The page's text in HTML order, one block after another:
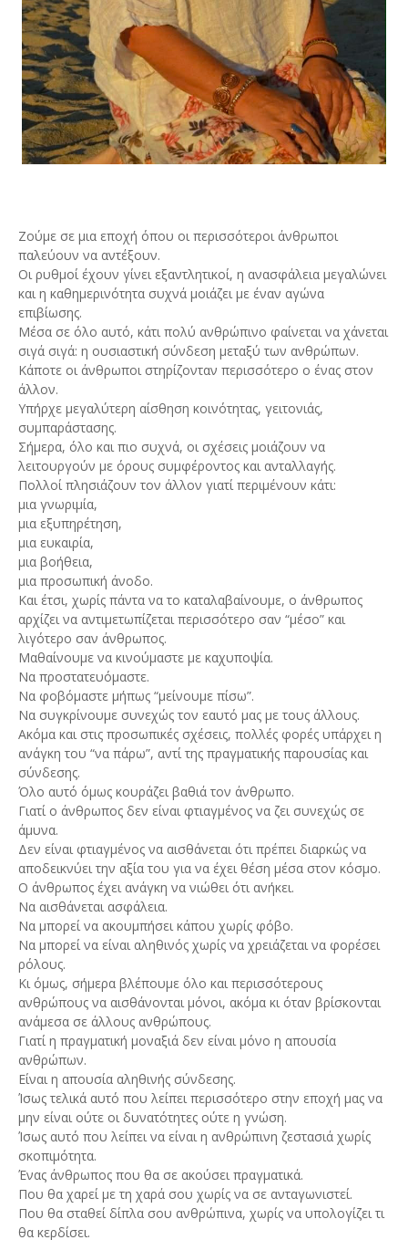
Ζούμε σε μια εποχή όπου οι περισσότεροι άνθρωποι
παλεύουν να αντέξουν.
Οι ρυθμοί έχουν γίνει εξαντλητικοί, η ανασφάλεια μεγαλώνει
και η καθημερινότητα συχνά μοιάζει με έναν αγώνα
επιβίωσης.
Μέσα σε όλο αυτό, κάτι πολύ ανθρώπινο φαίνεται να χάνεται
σιγά σιγά: η ουσιαστική σύνδεση μεταξύ των ανθρώπων.
Κάποτε οι άνθρωποι στηρίζονταν περισσότερο ο ένας στον
άλλον.
Υπήρχε μεγαλύτερη αίσθηση κοινότητας, γειτονιάς,
συμπαράστασης.
Σήμερα, όλο και πιο συχνά, οι σχέσεις μοιάζουν να
λειτουργούν με όρους συμφέροντος και ανταλλαγής.
Πολλοί πλησιάζουν τον άλλον γιατί περιμένουν κάτι:
μια γνωριμία,
μια εξυπηρέτηση,
μια ευκαιρία,
μια βοήθεια,
μια προσωπική άνοδο.
Και έτσι, χωρίς πάντα να το καταλαβαίνουμε, ο άνθρωπος
αρχίζει να αντιμετωπίζεται περισσότερο σαν “μέσο” και
λιγότερο σαν άνθρωπος.
Μαθαίνουμε να κινούμαστε με καχυποψία.
Να προστατευόμαστε.
Να φοβόμαστε μήπως “μείνουμε πίσω”.
Να συγκρίνουμε συνεχώς τον εαυτό μας με τους άλλους.
Ακόμα και στις προσωπικές σχέσεις, πολλές φορές υπάρχει η
ανάγκη του “να πάρω”, αντί της πραγματικής παρουσίας και
σύνδεσης.
Όλο αυτό όμως κουράζει βαθιά τον άνθρωπο.
Γιατί ο άνθρωπος δεν είναι φτιαγμένος να ζει συνεχώς σε
άμυνα.
Δεν είναι φτιαγμένος να αισθάνεται ότι πρέπει διαρκώς να
αποδεικνύει την αξία του για να έχει θέση μέσα στον κόσμο.
Ο άνθρωπος έχει ανάγκη να νιώθει ότι ανήκει.
Να αισθάνεται ασφάλεια.
Να μπορεί να ακουμπήσει κάπου χωρίς φόβο.
Να μπορεί να είναι αληθινός χωρίς να χρειάζεται να φορέσει
ρόλους.
Κι όμως, σήμερα βλέπουμε όλο και περισσότερους
ανθρώπους να αισθάνονται μόνοι, ακόμα κι όταν βρίσκονται
ανάμεσα σε άλλους ανθρώπους.
Γιατί η πραγματική μοναξιά δεν είναι μόνο η απουσία
ανθρώπων.
Είναι η απουσία αληθινής σύνδεσης.
Ίσως τελικά αυτό που λείπει περισσότερο στην εποχή μας να
μην είναι ούτε οι δυνατότητες ούτε η γνώση.
Ίσως αυτό που λείπει να είναι η ανθρώπινη ζεστασιά χωρίς
σκοπιμότητα.
Ένας άνθρωπος που θα σε ακούσει πραγματικά.
Που θα χαρεί με τη χαρά σου χωρίς να σε ανταγωνιστεί.
Που θα σταθεί δίπλα σου ανθρώπινα, χωρίς να υπολογίζει τι
θα κερδίσει.